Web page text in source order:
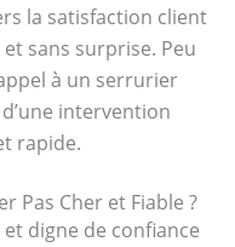
la satisfaction client
sans surprise. Peu
à un serrurier
intervention
rapide.
Pas Cher et Fiable ?
digne de confiance